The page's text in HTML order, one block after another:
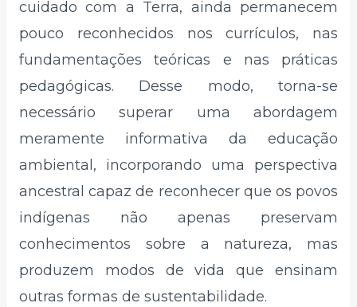
cuidado com a Terra, ainda permanecem
pouco reconhecidos nos currículos, nas
fundamentações teóricas e nas práticas
pedagógicas. Desse modo, torna-se
necessário superar uma abordagem
meramente informativa da educação
ambiental, incorporando uma perspectiva
ancestral capaz de reconhecer que os povos
indígenas não apenas preservam
conhecimentos sobre a natureza, mas
produzem modos de vida que ensinam
outras formas de sustentabilidade.